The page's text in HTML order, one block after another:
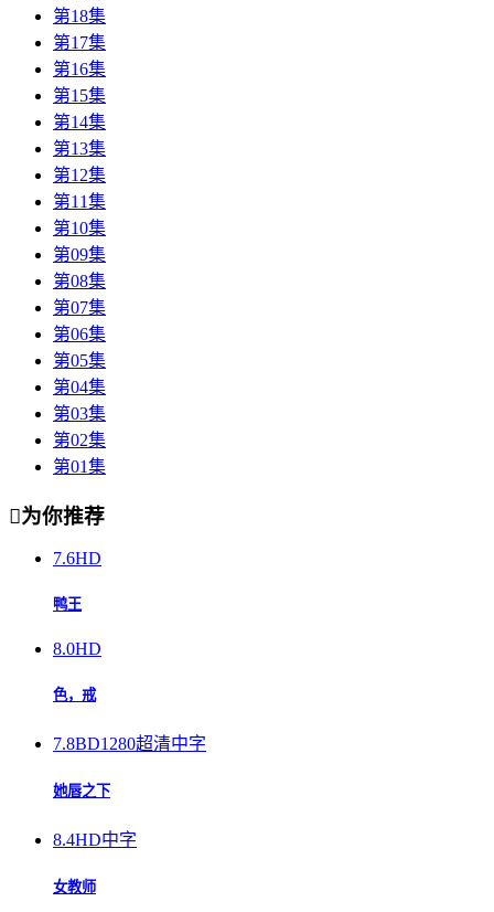
第18集
第17集
第16集
第15集
第14集
第13集
第12集
第11集
第10集
第09集
第08集
第07集
第06集
第05集
第04集
第03集
第02集
第01集
为你推荐
7.6HD
鸭王
8.0HD
色，戒
7.8BD1280超清中字
她唇之下
8.4HD中字
女教师